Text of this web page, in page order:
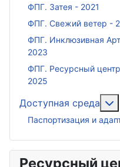
ФПГ. Затея - 2021
ФПГ. Свежий ветер -
ФПГ. Инклюзивная
2023
ФПГ. Ресурсный
2025
Доступная среда
Паспортизация и
Ресурсный